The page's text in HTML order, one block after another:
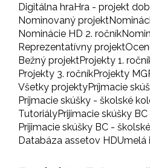
Digitálna hraHra - projekt
Nominovaný projekt
Nominácie HD 2. ročník
Reprezentatívny projekt
Bežný projektProjekty 1.
Projekty 3. ročníkProjekty
Všetky projektyPríjmacie
Príjmacie skúšky - školské
TutoriályPrijimacie skúšky
Prijimacie skúšky BC -
Databáza assetov HDUmelá